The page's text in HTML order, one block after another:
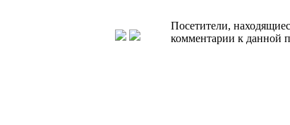
Посетители,
комментарии к данной